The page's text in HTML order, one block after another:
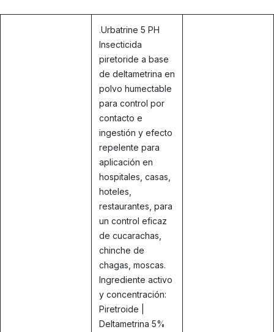
.Urbatrine 5 PH
Insecticida
piretoride a base
de deltametrina en
polvo humectable
para control por
contacto e
ingestión y efecto
repelente para
aplicación en
hospitales, casas,
hoteles,
restaurantes, para
un control eficaz
de cucarachas,
chinche de
chagas, moscas.
Ingrediente activo
y concentración:
Piretroide |
Deltametrina 5%